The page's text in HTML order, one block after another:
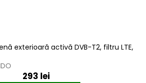
exterioară activă DVB-T2, filtru LTE,
293 lei